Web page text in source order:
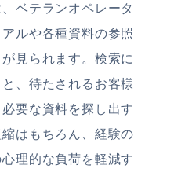
ベテランオペレータ
ルや各種資料の参照
見られます。検索に
、待たされるお客様
要な資料を探し出す
はもちろん、経験の
理的な負荷を軽減す